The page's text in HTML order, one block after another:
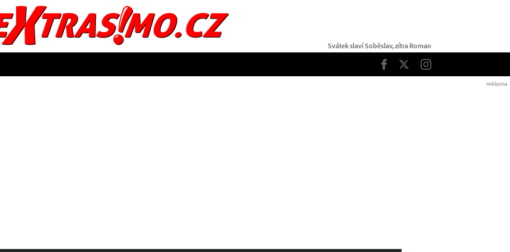
Svátek slaví Soběslav, zítra Roman
Facebook
TwitterInstagram